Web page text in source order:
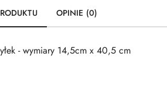
OPINIE (0)
- wymiary 14,5cm x 40,5 cm